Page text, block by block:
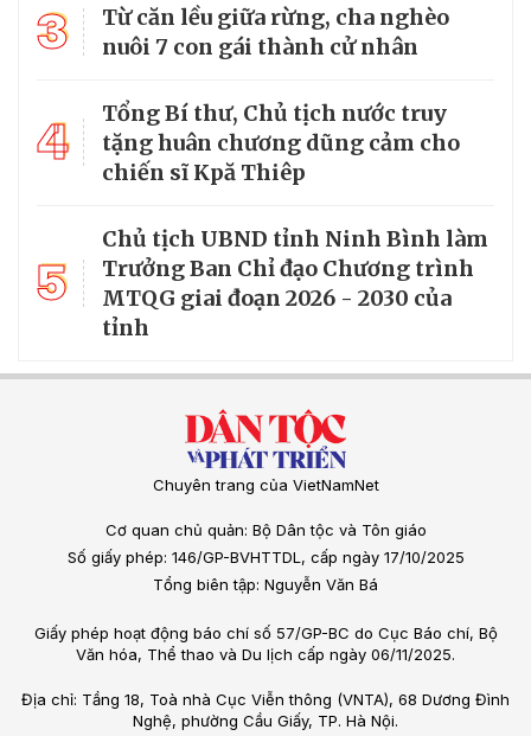
3
Từ căn lều giữa rừng, cha nghèo
nuôi 7 con gái thành cử nhân
4
Tổng Bí thư, Chủ tịch nước truy
tặng huân chương dũng cảm cho
chiến sĩ Kpă Thiêp
5
Chủ tịch UBND tỉnh Ninh Bình làm
Trưởng Ban Chỉ đạo Chương trình
MTQG giai đoạn 2026 - 2030 của
tỉnh
Chuyên trang của VietNamNet
Cơ quan chủ quản: Bộ Dân tộc và Tôn giáo
Số giấy phép: 146/GP-BVHTTDL, cấp ngày 17/10/2025
Tổng biên tập: Nguyễn Văn Bá
Giấy phép hoạt động báo chí số 57/GP-BC do Cục Báo chí, Bộ
Văn hóa, Thể thao và Du lịch cấp ngày 06/11/2025.
Địa chỉ: Tầng 18, Toà nhà Cục Viễn thông (VNTA), 68 Dương Đình
Nghệ, phường Cầu Giấy, TP. Hà Nội.